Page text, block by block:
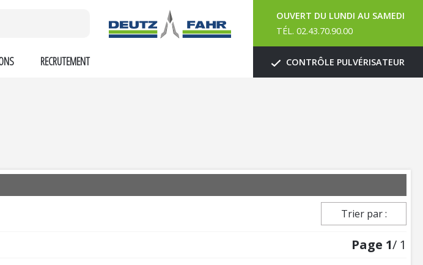
RECRUTEMENT
OUVERT DU LUNDI AU SAMEDI
TÉL. 02.43.70.90.00
CONTRÔLE PULVÉRISATEUR
Trier par :
Page 1/ 1